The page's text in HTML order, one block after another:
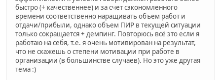
быстро (+ качественнее) и за счет сэкономленного
времени соответственно наращивать объем работ и
отдачи/прибыли, однако объем ПИР в текущей ситуации
только сокращается + демпинг. Повторюсь всё это если я
работаю на себя, т.е. я очень мотивирован на результат,
что не скажешь о степени мотивации при работе в
организации (в большинстве случаев). Но это уже другая
тема :)